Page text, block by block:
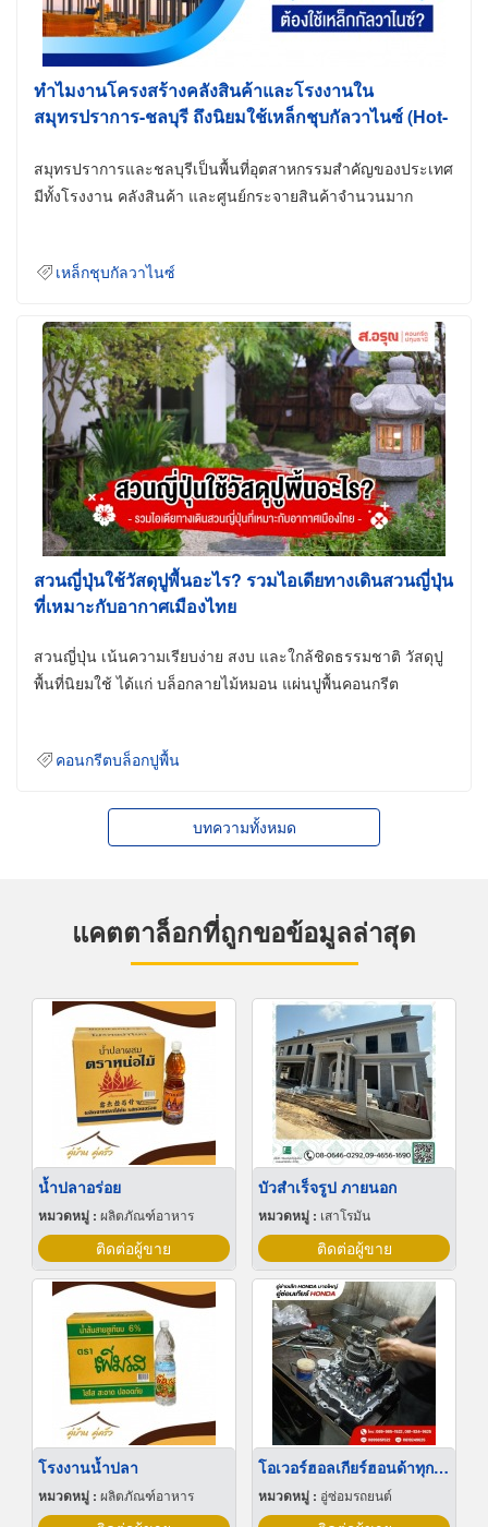
ทำไมงานโครงสร้างคลังสินค้าและโรงงานใน
สมุทรปราการ-ชลบุรี ถึงนิยมใช้เหล็กชุบกัลวาไนซ์ (Hot-
สมุทรปราการและชลบุรีเป็นพื้นที่อุตสาหกรรมสำคัญของประเทศ
มีทั้งโรงงาน คลังสินค้า และศูนย์กระจายสินค้าจำนวนมาก
เหล็กชุบกัลวาไนซ์
สวนญี่ปุ่นใช้วัสดุปูพื้นอะไร? รวมไอเดียทางเดินสวนญี่ปุ่น
ที่เหมาะกับอากาศเมืองไทย
สวนญี่ปุ่น เน้นความเรียบง่าย สงบ และใกล้ชิดธรรมชาติ วัสดุปู
พื้นที่นิยมใช้ ได้แก่ บล็อกลายไม้หมอน แผ่นปูพื้นคอนกรีต
คอนกรีตบล็อกปูพื้น
บทความทั้งหมด
แคตตาล็อกที่ถูกขอข้อมูลล่าสุด
น้ำปลาอร่อย
หมวดหมู่ : ผลิตภัณฑ์อาหาร
ติดต่อผู้ขาย
บัวสําเร็จรูป ภายนอก
หมวดหมู่ : เสาโรมัน
ติดต่อผู้ขาย
โรงงานน้ำปลา
หมวดหมู่ : ผลิตภัณฑ์อาหาร
โอเวอร์ฮอลเกียร์ฮอนด้าทุกรุ่น
หมวดหมู่ : อู่ซ่อมรถยนต์